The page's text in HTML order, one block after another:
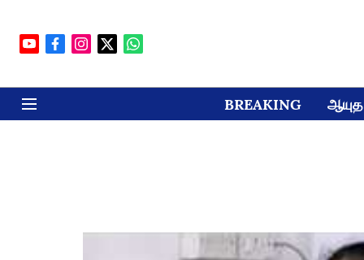
BREAKING ஆயுத